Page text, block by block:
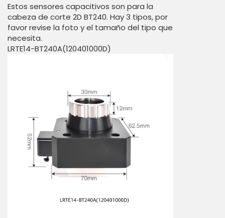
Estos sensores capacitivos son para la
cabeza de corte 2D BT240. Hay 3 tipos, por
favor revise la foto y el tamaño del tipo que
necesita.
LRTE14-BT240A(120401000D)